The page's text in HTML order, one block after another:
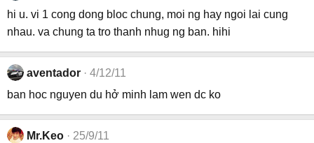
hi u. vi 1 cong dong bloc chung, moi ng hay ngoi lai cung
nhau. va chung ta tro thanh nhug ng ban. hihi
aventador
4/12/11
ban hoc nguyen du hở minh lam wen dc ko
Mr.Keo
25/9/11